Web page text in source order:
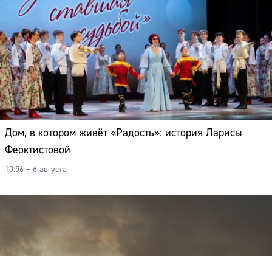
Дом, в котором живёт «Радость»: история Ларисы
Феоктистовой
10:56 – 6 августа